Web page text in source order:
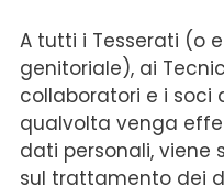
A tutti i Tesserati (o
genitoriale), ai
collaboratori e i soci
qualvolta venga
dati personali, viene
sul trattamento dei